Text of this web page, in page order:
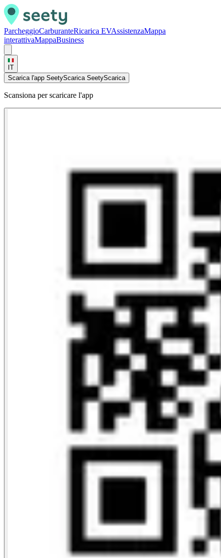
ParcheggioCarburanteRicarica EVAssistenzaMappa
interattivaMappaBusiness
IT
Scarica l'app SeetyScarica SeetyScarica
Scansiona per scaricare l'app